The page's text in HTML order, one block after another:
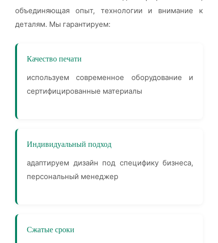
объединяющая опыт, технологии и внимание к
деталям. Мы гарантируем:
Качество печати
используем современное оборудование и
сертифицированные материалы
Индивидуальный подход
адаптируем дизайн под специфику бизнеса,
персональный менеджер
Сжатые сроки